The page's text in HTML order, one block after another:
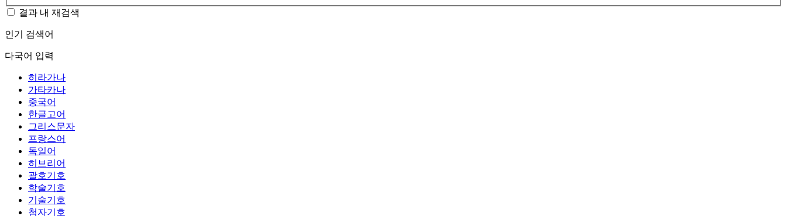
결과 내 재검색
인기 검색어
다국어 입력
히라가나
가타카나
중국어
한글고어
그리스문자
프랑스어
독일어
히브리어
괄호기호
학술기호
기술기호
첨자기호